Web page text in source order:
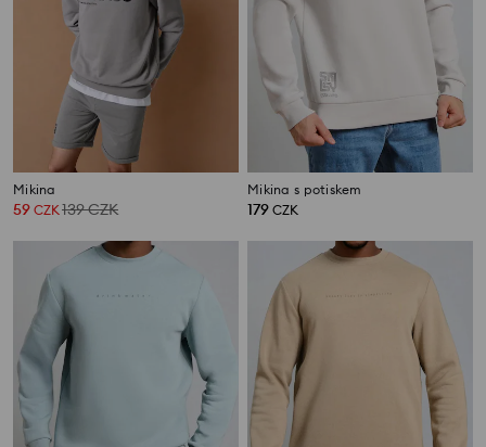
Mikina
59 CZK139CZK
Mikina s potiskem
179 CZK